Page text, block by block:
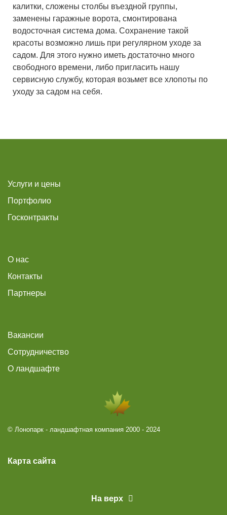
калитки, сложены столбы въездной группы,
заменены гаражные ворота, смонтирована
водосточная система дома. Сохранение такой
красоты возможно лишь при регулярном уходе за
садом. Для этого нужно иметь достаточно много
свободного времени, либо пригласить нашу
сервисную службу, которая возьмет все хлопоты по
уходу за садом на себя.
Услуги и цены
Портфолио
Госконтракты
О нас
Контакты
Партнеры
Вакансии
Сотрудничество
О ландшафте
© Лонопарк - ландшафтная компания 2000 - 2024
Карта сайта
На верх